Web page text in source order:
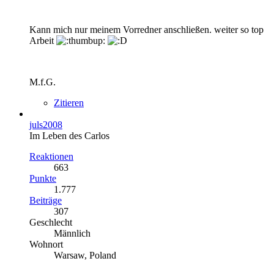
Kann mich nur meinem Vorredner anschließen. weiter so top
Arbeit
M.f.G.
Zitieren
juls2008
Im Leben des Carlos
Reaktionen
663
Punkte
1.777
Beiträge
307
Geschlecht
Männlich
Wohnort
Warsaw, Poland